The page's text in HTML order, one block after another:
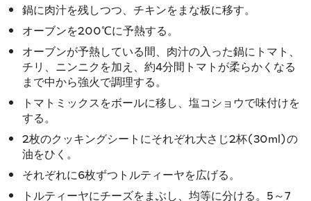
鍋に肉汁を残しつつ、チキンをまな板に移す。
オーブンを200℃に予熱する。
オーブンが予熱している間、肉汁の入った鍋にトマト、
チリ、ニンニクを加え、約4分間トマトが柔らかくなる
まで中から強火で調理する。
トマトミックスをボールに移し、塩コショウで味付けを
する。
2枚のクッキングシートにそれぞれ大さじ2杯(30ml)の
油をひく。
それぞれに6枚ずつトルティーヤを広げる。
トルティーヤにチーズをまぶし、均等に分ける。5～7